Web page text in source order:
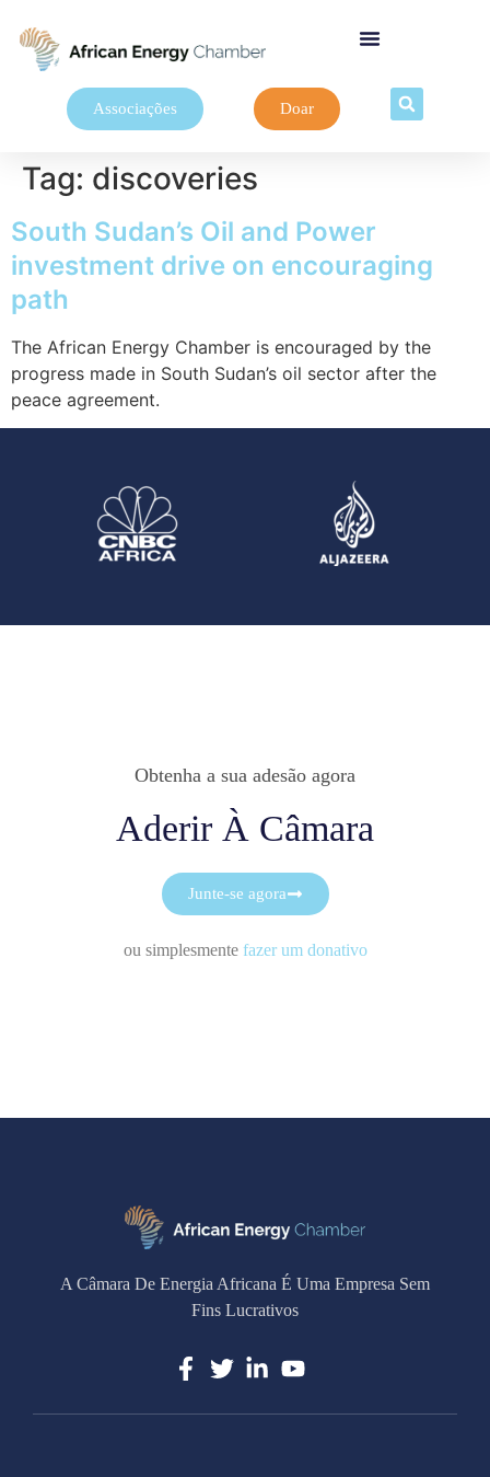
Associações Doar
Tag: discoveries
South Sudan’s Oil and Power
investment drive on encouraging
path
The African Energy Chamber is encouraged by the
progress made in South Sudan’s oil sector after the
peace agreement.
Obtenha a sua adesão agora
Aderir À Câmara
Junte-se agora
ou simplesmente fazer um donativo
A Câmara De Energia Africana É Uma Empresa Sem
Fins Lucrativos